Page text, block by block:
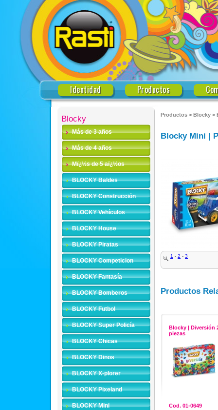
Identidad Productos
Blocky
Más de 3 años
Más de 4 años
Mï¿½s de 5 aï¿½os
BLOCKY Baldes
BLOCKY Construcción
BLOCKY Vehículos
BLOCKY House
BLOCKY Piratas
BLOCKY Competicion
BLOCKY Fantasía
BLOCKY Bomberos
BLOCKY Futbol
BLOCKY Super Policía
BLOCKY Chicas
BLOCKY Dinos
BLOCKY X-plorer
BLOCKY Pixeland
BLOCKY Mini
Productos > Blocky >
Blocky Mini |
1 - 2 - 3
Productos
Blocky | Diversión
piezas
Cod. 01-0649